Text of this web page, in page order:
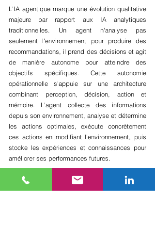
L'IA agentique marque une évolution qualitative
majeure par rapport aux IA analytiques
traditionnelles. Un agent n'analyse pas
seulement l'environnement pour produire des
recommandations, il prend des décisions et agit
de manière autonome pour atteindre des
objectifs spécifiques. Cette autonomie
opérationnelle s'appuie sur une architecture
combinant perception, décision, action et
mémoire. L'agent collecte des informations
depuis son environnement, analyse et détermine
les actions optimales, exécute concrètement
ces actions en modifiant l'environnement, puis
stocke les expériences et connaissances pour
améliorer ses performances futures.
Le protocole MCP (Model-Context-Protocol)
structure cette architecture autour de trois